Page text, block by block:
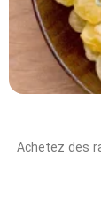
Achetez des